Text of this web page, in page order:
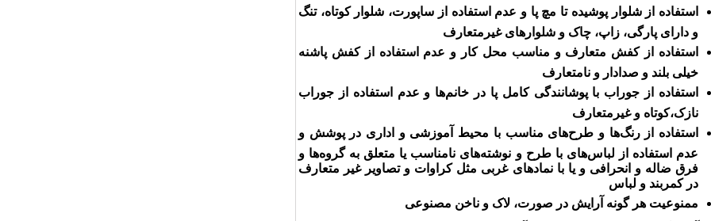
استفاده از شلوار پوشیده تا مچ پا و عدم استفاده از ساپورت، شلوار کوتاه،‌ تنگ
و دارای پارگی،‌ زاپ،‌ چاک و شلوارهای غیرمتعارف
استفاده از کفش متعارف و مناسب محل کار و عدم استفاده از کفش پاشنه
خیلی بلند و صدادار و نامتعارف
استفاده از جوراب با پوشانندگی کامل پا در خانم‌ها و عدم استفاده از جوراب
نازک،‌کوتاه و غیرمتعارف
استفاده از رنگ‌ها و طرح‌های مناسب با محیط آموزشی و اداری در پوشش و
عدم استفاده از لباس‌های با طرح و نوشته‌های نامناسب یا متعلق به گروه‌ها و
فرق ضاله و انحرافی و یا با نمادهای غربی مثل کراوات و تصاویر غیر متعارف
در کمربند و لباس
ممنوعیت هر گونه آرایش در صورت،‌ لاک و ناخن مصنوعی